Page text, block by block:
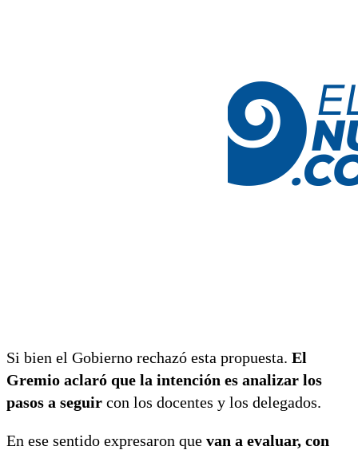
Si bien el Gobierno rechazó esta propuesta. El
Gremio aclaró que la intención es analizar los
pasos a seguir con los docentes y los delegados.
En ese sentido expresaron que van a evaluar, con